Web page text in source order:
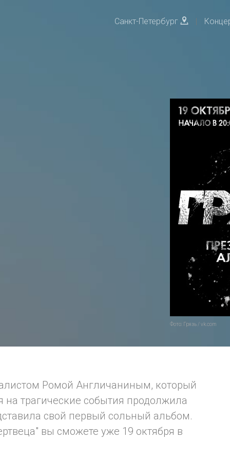
Санкт-Петербург |
Фото: Грязь / vk.com
Ромой Англичаниным, который
на трагические события продолжила
свой первый сольный альбом.
вы сможете уже 19 октября в